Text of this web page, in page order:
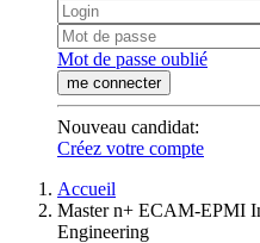
Mot de passe oublié
me connecter
Nouveau candidat:
Créez votre compte
Accueil
Master n+ ECAM-EPMI
Engineering